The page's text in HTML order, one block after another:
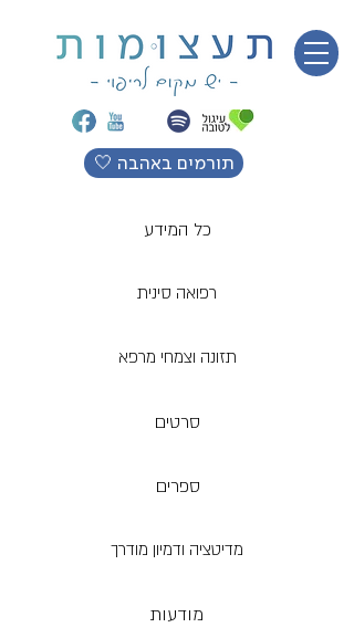
🤍 תורמים באהבה
כל המידע
רפואה סינית
תזונה וצמחי מרפא
סרטים
ספרים
מדיטציה ודמיון מודרך
מודעות